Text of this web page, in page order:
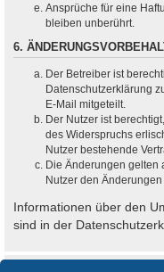
Ansprüche für eine
bleiben unberührt.
6.
Der Betreiber ist
Datenschutzerklärung
E-Mail mitgeteilt.
Der Nutzer ist
des Widerspruchs
Nutzer bestehende
Die Änderungen gelten
Nutzer den
Informationen über den
sind in der